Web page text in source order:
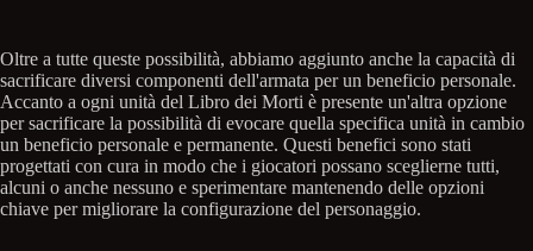
Oltre a tutte queste possibilità, abbiamo aggiunto anche la capacità di
sacrificare diversi componenti dell'armata per un beneficio personale.
Accanto a ogni unità del Libro dei Morti è presente un'altra opzione
per sacrificare la possibilità di evocare quella specifica unità in cambio
un beneficio personale e permanente. Questi benefici sono stati
progettati con cura in modo che i giocatori possano sceglierne tutti,
alcuni o anche nessuno e sperimentare mantenendo delle opzioni
chiave per migliorare la configurazione del personaggio.